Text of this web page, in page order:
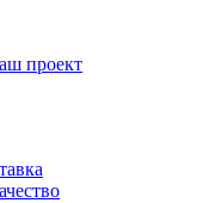
проект